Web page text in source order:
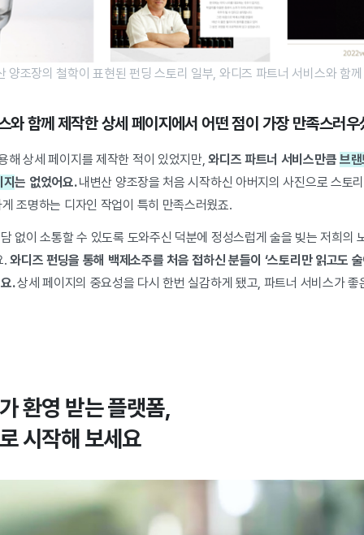
양조장의 철학이 표현된 펀딩 스토리 일부, 와디즈 파트너 서비스와 함
와 함께 제작한 상세 페이지에서 어떤 점이 가장 만족스러
해 상세 페이지를 제작한 적이 있었지만,와디즈 파트너 서비스만큼 브
지는 없었어요.내변산 양조장을 처음 시작하신 아버지의 사진으로 스토
조명하는 디자인 작업이 특히 만족스러웠죠.
없이 소통할 수 있도록 도와주신 덕분에 정성스럽게 술을 빚는 저희의
.와디즈 펀딩을 통해 백제소주를 처음 접하신 분들이 ‘스토리만 읽고도
요.상세 페이지의 중요성을 다시 한번 실감하게 됐고, 파트너 서비스가
환영 받는 플랫폼,
시작해 보세요